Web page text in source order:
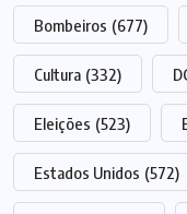
Bombeiros (677)
Cultura (332)
Eleições (523)
Estados Unidos (572)